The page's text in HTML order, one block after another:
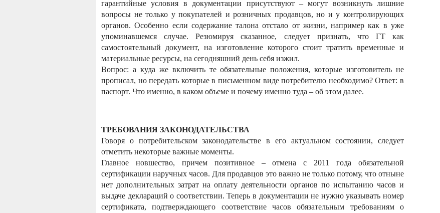
гарантийные условия в документации присутствуют – могут возникнуть лишние
вопросы не только у покупателей и розничных продавцов, но и у контролирующих
органов. Особенно если содержание талона отстало от жизни, например как в уже
упоминавшемся случае. Резюмируя сказанное, следует признать, что ГТ как
самостоятельный документ, на изготовление которого стоит тратить временные и
материальные ресурсы, на сегодняшний день себя изжил.
Вопрос: а куда же включить те обязательные положения, которые изготовитель не
прописал, но передать которые в письменном виде потребителю необходимо? Ответ: в
паспорт. Что именно, в каком объеме и почему именно туда – об этом далее.
ТРЕБОВАНИЯ ЗАКОНОДАТЕЛЬСТВА
Говоря о потребительском законодательстве в его актуальном состоянии, следует
отметить некоторые важные моменты.
Главное новшество, причем позитивное – отмена с 2011 года обязательной
сертификации наручных часов. Для продавцов это важно не только потому, что отныне
нет дополнительных затрат на оплату деятельности органов по испытанию часов и
выдаче деклараций о соответствии. Теперь в документации не нужно указывать номер
сертификата, подтверждающего соответствие часов обязательным требованиям о